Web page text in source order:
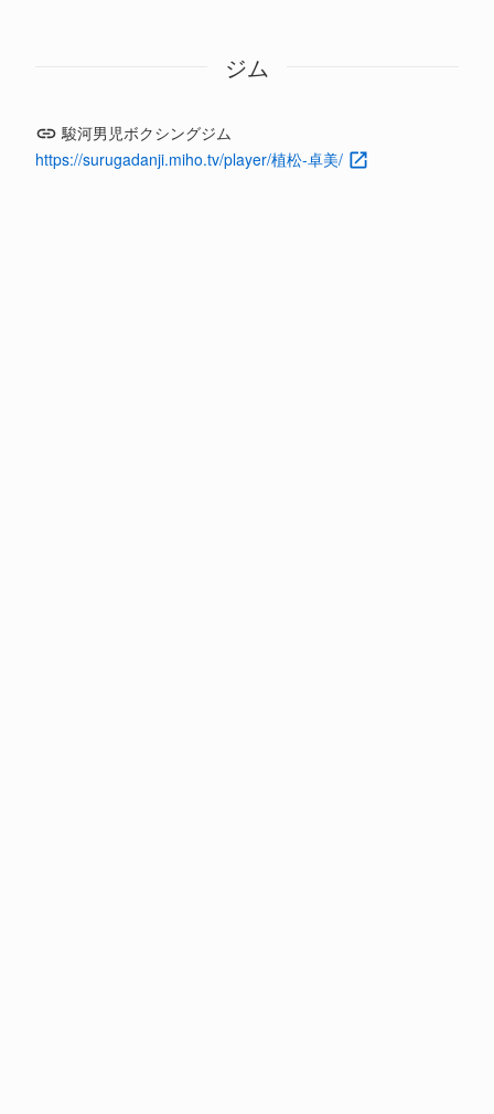
ジム
駿河男児ボクシングジム
https://surugadanji.miho.tv/player/植松-卓美/